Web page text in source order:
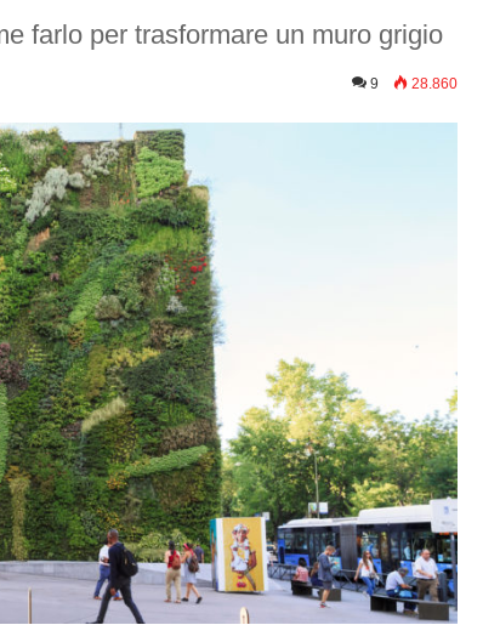
farlo per trasformare un muro grigio
9 28.860